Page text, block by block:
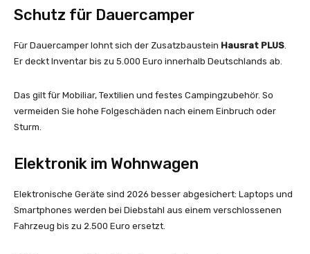
Schutz für Dauercamper
Für Dauercamper lohnt sich der Zusatzbaustein Hausrat PLUS.
Er deckt Inventar bis zu 5.000 Euro innerhalb Deutschlands ab.
Das gilt für Mobiliar, Textilien und festes Campingzubehör. So
vermeiden Sie hohe Folgeschäden nach einem Einbruch oder
Sturm.
Elektronik im Wohnwagen
Elektronische Geräte sind 2026 besser abgesichert: Laptops und
Smartphones werden bei Diebstahl aus einem verschlossenen
Fahrzeug bis zu 2.500 Euro ersetzt.